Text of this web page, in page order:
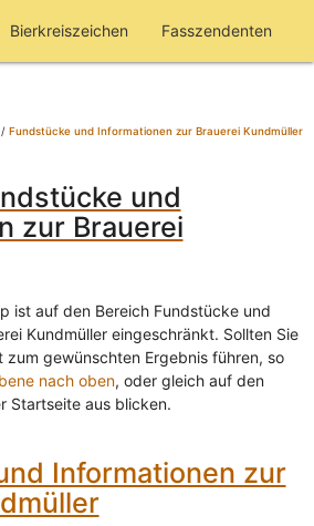
Bierkreiszeichen Fasszendenten
/ Fundstücke und Informationen zur Brauerei Kundmüller
und
zur Brauerei
ist auf den Bereich Fundstücke und
Kundmüller eingeschränkt. Sollten Sie
zum gewünschten Ergebnis führen, so
nach oben, oder gleich auf den
Startseite aus blicken.
Informationen zur